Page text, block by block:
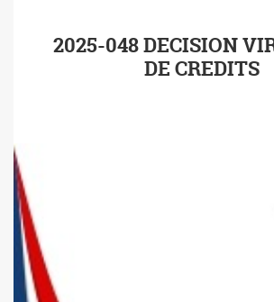
culturelle,
2025-048 DECISION
DE CREDITS